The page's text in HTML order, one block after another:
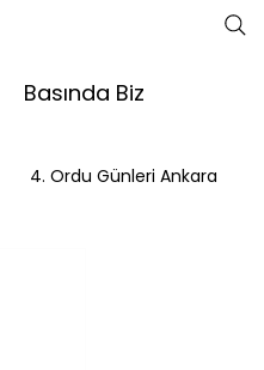
Basında Biz
4. Ordu Günleri Ankara